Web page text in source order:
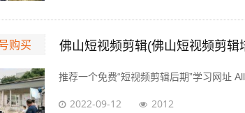
购买 佛山短视频剪辑(佛山短视频剪
推荐一个免费“短视频剪辑后期”学习网址
2022-09-12 2012